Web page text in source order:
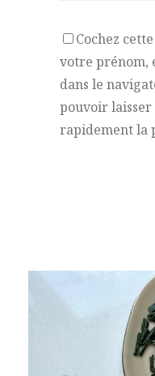
Cochez
votre prénom,
dans le
pouvoir
rapidement la